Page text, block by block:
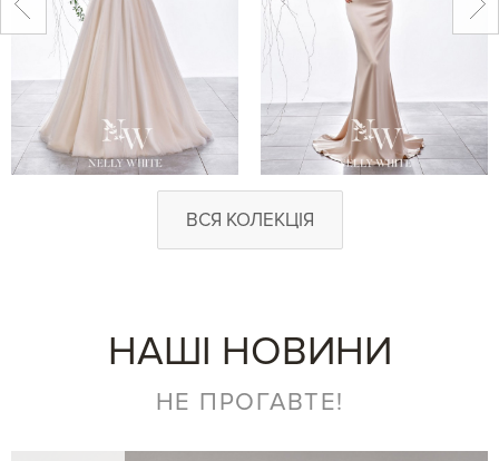
ВСЯ КОЛЕКЦІЯ
НАШІ НОВИНИ
НЕ ПРОГАВТЕ!